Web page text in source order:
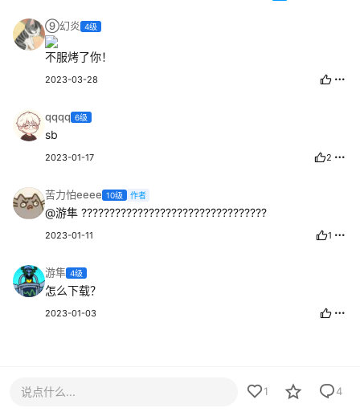
⑨幻炎 4级
不服烤了你！
2023-03-28
qqqq 6级
sb
2023-01-17 2
苦力怕eeee 10级 作者
@游隼 ?????????????????????????????????
2023-01-11 1
游隼 4级
怎么下载？
2023-01-03
说点什么... 1 4